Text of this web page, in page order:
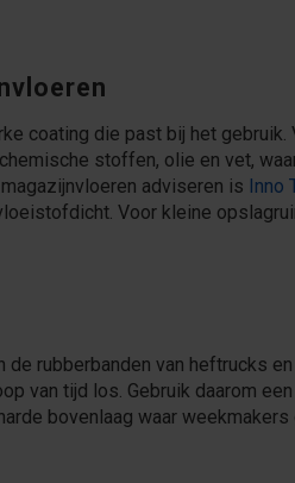
coating die past bij het
stoffen, olie en vet,
adviseren is Inno
Voor kleine
rubberbanden van heftrucks
van tijd los. Gebruik daarom
bovenlaag waar